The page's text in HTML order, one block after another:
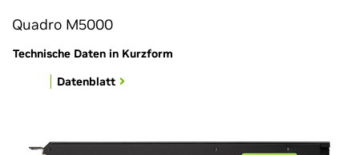
Quadro M5000
Technische Daten in Kurzform
Datenblatt